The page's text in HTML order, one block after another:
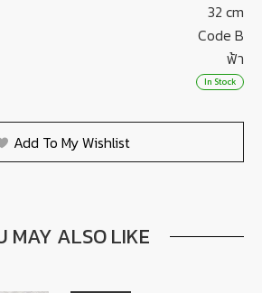
32 cm
Code B
ฟ้า
In Stock
Add To My Wishlist
MAY ALSO LIKE